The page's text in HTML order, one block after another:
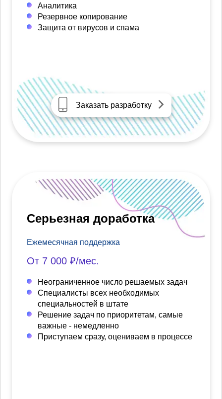
Аналитика
Резервное копирование
Защита от вирусов и спама
Заказать разработку
Серьезная доработка
Ежемесячная поддержка
От 7 000 ₽/мес.
Неограниченное число решаемых задач
Специалисты всех необходимых
специальностей в штате
Решение задач по приоритетам, самые
важные - немедленно
Приступаем сразу, оцениваем в процессе